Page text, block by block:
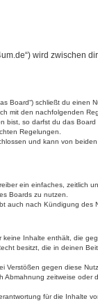
wird zwischen
Board“) schließt du einen
mit den nachfolgenden
bist, so darfst du das
Regelungen.
und kann von
ein einfaches, zeitlich
Boards zu nutzen.
auch nach Kündigung des
keine Inhalte enthält, die
besitzt, die in deinen
Verstößen gegen diese
Abmahnung zeitweise oder
für die Inhalte